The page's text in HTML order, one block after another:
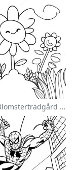
Färgglad Blomsterträdgård Målarbild